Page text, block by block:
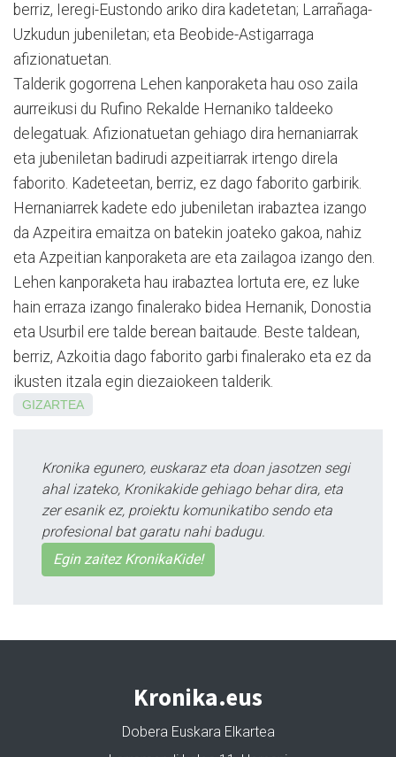
berriz, Ieregi-Eustondo ariko dira kadetetan; Larrañaga-
Uzkudun jubeniletan; eta Beobide-Astigarraga
afizionatuetan.
Talderik gogorrena Lehen kanporaketa hau oso zaila
aurreikusi du Rufino Rekalde Hernaniko taldeeko
delegatuak. Afizionatuetan gehiago dira hernaniarrak
eta jubeniletan badirudi azpeitiarrak irtengo direla
faborito. Kadeteetan, berriz, ez dago faborito garbirik.
Hernaniarrek kadete edo jubeniletan irabaztea izango
da Azpeitira emaitza on batekin joateko gakoa, nahiz
eta Azpeitian kanporaketa are eta zailagoa izango den.
Lehen kanporaketa hau irabaztea lortuta ere, ez luke
hain erraza izango finalerako bidea Hernanik, Donostia
eta Usurbil ere talde berean baitaude. Beste taldean,
berriz, Azkoitia dago faborito garbi finalerako eta ez da
ikusten itzala egin diezaiokeen talderik.
GIZARTEA
Kronika egunero, euskaraz eta doan jasotzen segi
ahal izateko, Kronikakide gehiago behar dira, eta
zer esanik ez, proiektu komunikatibo sendo eta
profesional bat garatu nahi badugu.
Egin zaitez KronikaKide!
Kronika.eus
Dobera Euskara Elkartea